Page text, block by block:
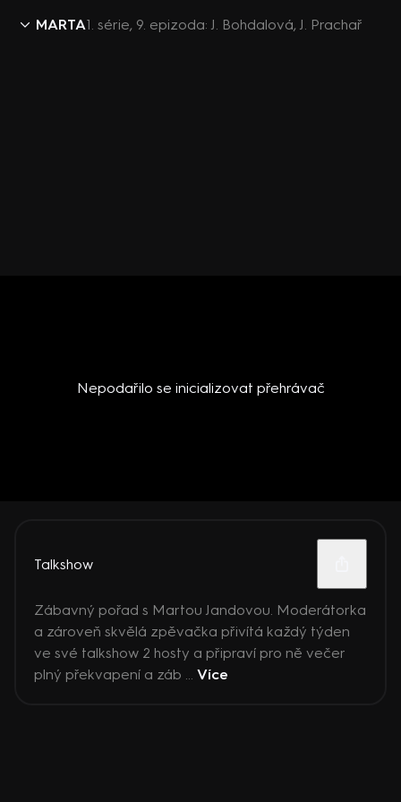
MARTA1. série, 9. epizoda: J. Bohdalová, J. Prachař
Nepodařilo se inicializovat přehrávač
Talkshow
Zábavný pořad s Martou Jandovou. Moderátorka
a zároveň skvělá zpěvačka přivítá každý týden
ve své talkshow 2 hosty a připraví pro ně večer
plný překvapení a záb ... Více